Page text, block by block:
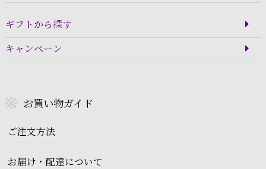
ギフトから探す
キャンペーン
お買い物ガイド
ご注文方法
お届け・配達について